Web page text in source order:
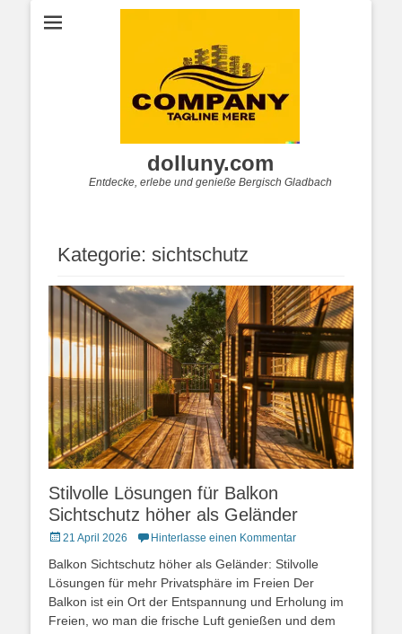
dolluny.com
Entdecke, erlebe und genieße Bergisch Gladbach
Kategorie: sichtschutz
Stilvolle Lösungen für Balkon
Sichtschutz höher als Geländer
Posted
21 April 2026 Hinterlasse einen Kommentar
Balkon Sichtschutz höher als Geländer: Stilvolle
Lösungen für mehr Privatsphäre im Freien Der
Balkon ist ein Ort der Entspannung und Erholung im
Freien, wo man die frische Luft genießen und dem